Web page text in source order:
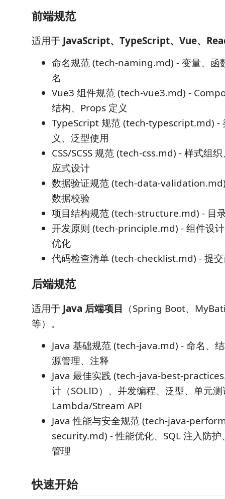
前端规范
适用于 JavaScript、TypeScript、Vue、
命名规范 (tech-naming.md) - 变量、函
名
Vue3 组件规范 (tech-vue3.md) -
结构、Props 定义
TypeScript 规范 (tech-typescript.md) -
义、泛型使用
CSS/SCSS 规范 (tech-css.md) - 样式组
应式设计
数据验证规范 (tech-data-
数据校验
项目结构规范 (tech-structure.md) - 目
开发原则 (tech-principle.md) - 组件设
优化
代码检查清单 (tech-checklist.md) - 提
后端规范
适用于 Java 后端项目 （Spring Boot、
等）。
Java 基础规范 (tech-java.md) - 命名、
源管理、注释
Java 最佳实践 (tech-java-best-
计（SOLID）、并发编程、泛型、单元
Lambda/Stream API
Java 性能与安全规范 (tech-java-
security.md) - 性能优化、SQL 注入防护
管理
快速开始